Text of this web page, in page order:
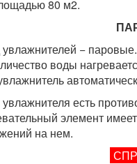
80 м2.
−
воды
увлажнителя есть
элемент
на нем.